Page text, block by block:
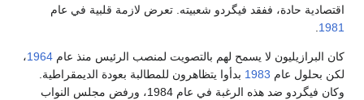
اقتصادية حادة، ففقد فيگردو شعبيته. تعرض لازمة قلبية في عام
1981
كان البرازيليون لا يسمح لهم بالتصويت لمنصب الرئيس منذ عام 1964،
لكن بحلول عام 1983 بدأوا يتظاهرون للمطالبة بعودة الديمقراطية.
وكان فيگردو ضد هذه الرغبة في عام 1984، ورفض مجلس النواب